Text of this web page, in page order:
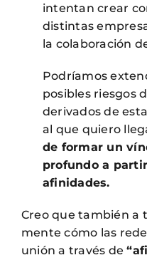
intentan crear
distintas
la colaboración
Podríamos
posibles riesgos
derivados de
al que quiero
de formar un
profundo a
afinidades.
Creo que también a
mente cómo las
unión a través de